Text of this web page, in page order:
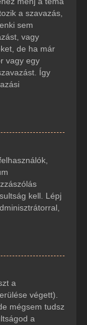
a szavazás,
sem
vagy
de ha már
vagy egy
Így
kell. Lépj
a
végett).
mégsem tudsz
a